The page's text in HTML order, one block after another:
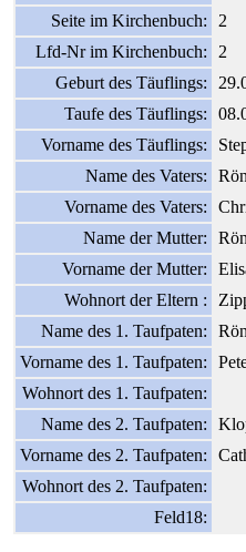
Seite im Kirchenbuch:
2
Lfd-Nr im Kirchenbuch:
2
Geburt des Täuflings:
Taufe des Täuflings:
Vorname des Täuflings:
Name des Vaters:
Vorname des Vaters:
Name der Mutter:
Vorname der Mutter:
Wohnort der Eltern :
Name des 1. Taufpaten:
Vorname des 1. Taufpaten:
Wohnort des 1. Taufpaten:
Name des 2. Taufpaten:
Vorname des 2. Taufpaten:
Wohnort des 2. Taufpaten:
Feld18: